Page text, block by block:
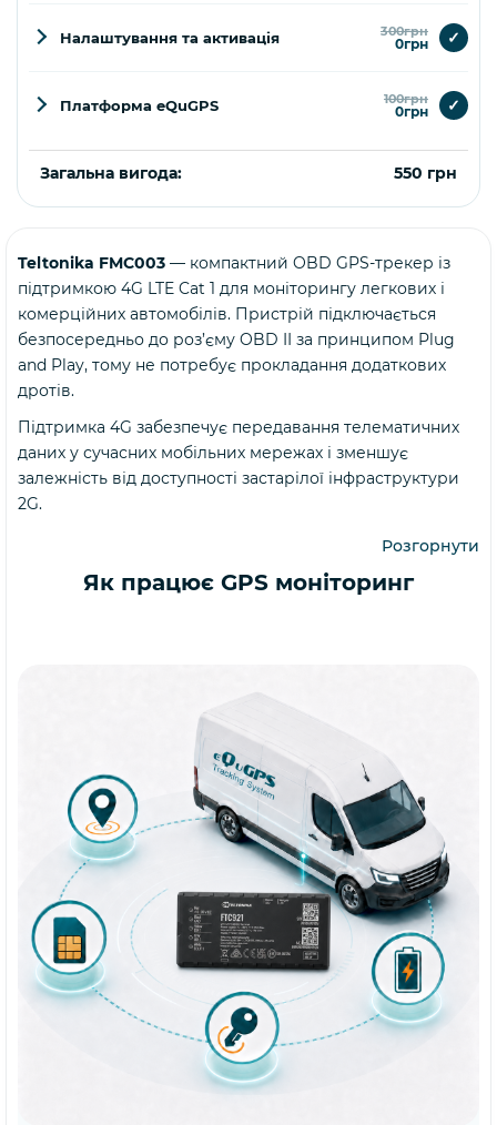
Налаштування та активація 300грн
0грн ✓
Платформа eQuGPS 100грн
0грн ✓
Загальна вигода: 550 грн
Купити
Teltonika FMC003 — компактний OBD GPS-трекер із
підтримкою 4G LTE Cat 1 для моніторингу легкових і
комерційних автомобілів. Пристрій підключається
безпосередньо до роз’єму OBD II за принципом Plug
and Play, тому не потребує прокладання додаткових
дротів.
Підтримка 4G забезпечує передавання телематичних
даних у сучасних мобільних мережах і зменшує
залежність від доступності застарілої інфраструктури
2G.
Розгорнути
Як працює GPS моніторинг